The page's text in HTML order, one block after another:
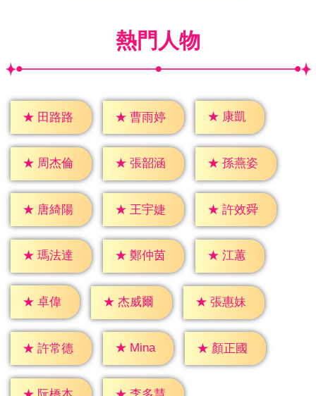
熱門人物
★ 田路路 ★ 曹雨婷 ★ 康凱
★ 周杰倫 ★ 張韶涵 ★ 孫燕姿
★ 唐綺陽 ★ 王宇婕 ★ 許效舜
★ 瑪法達 ★ 鄭仲茵 ★ 江蕙
★ 卓偉 ★ 杰威爾 ★ 張惠妹
★ 許常德 ★ Mina ★ 顏正國